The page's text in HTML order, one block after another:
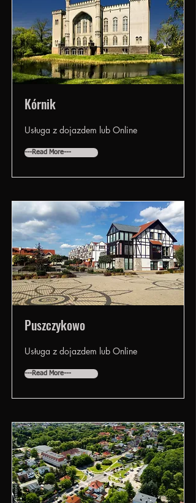
Kórnik
Usługa z dojazdem lub Online
---Read More---
Puszczykowo
Usługa z dojazdem lub Online
---Read More---